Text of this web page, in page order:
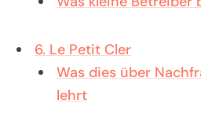
6. Le Petit Cler
Was dies über
lehrt